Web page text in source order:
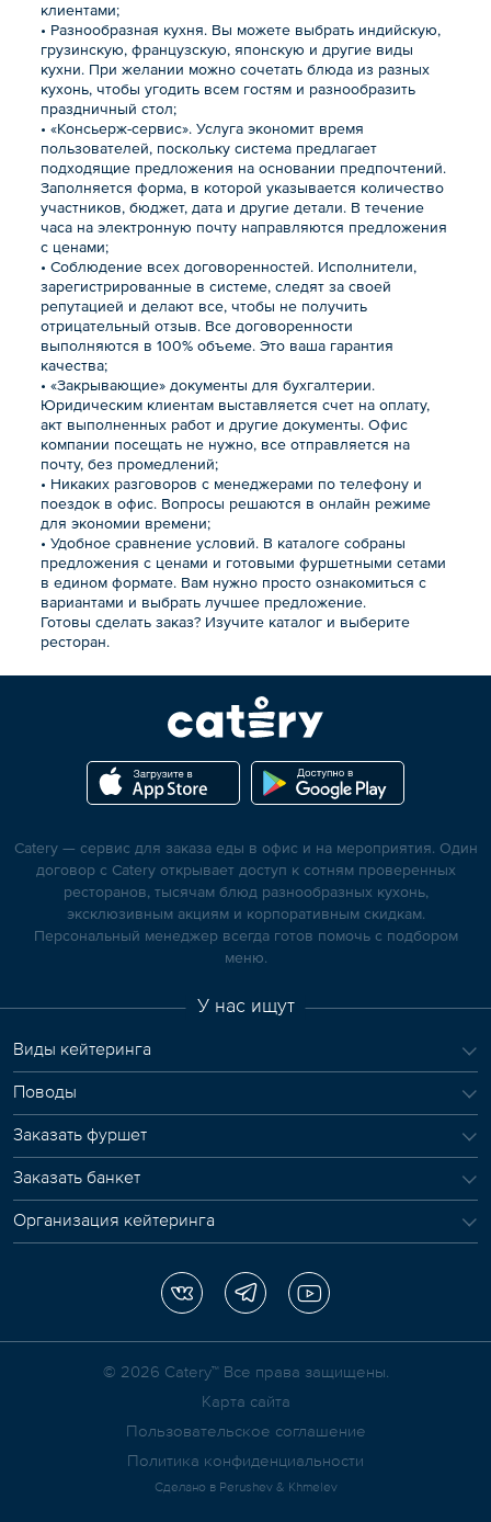
клиентами;
• Разнообразная кухня. Вы можете выбрать индийскую,
грузинскую, французскую, японскую и другие виды
кухни. При желании можно сочетать блюда из разных
кухонь, чтобы угодить всем гостям и разнообразить
праздничный стол;
• «Консьерж-сервис». Услуга экономит время
пользователей, поскольку система предлагает
подходящие предложения на основании предпочтений.
Заполняется форма, в которой указывается количество
участников, бюджет, дата и другие детали. В течение
часа на электронную почту направляются предложения
с ценами;
• Соблюдение всех договоренностей. Исполнители,
зарегистрированные в системе, следят за своей
репутацией и делают все, чтобы не получить
отрицательный отзыв. Все договоренности
выполняются в 100% объеме. Это ваша гарантия
качества;
• «Закрывающие» документы для бухгалтерии.
Юридическим клиентам выставляется счет на оплату,
акт выполненных работ и другие документы. Офис
компании посещать не нужно, все отправляется на
почту, без промедлений;
• Никаких разговоров с менеджерами по телефону и
поездок в офис. Вопросы решаются в онлайн режиме
для экономии времени;
• Удобное сравнение условий. В каталоге собраны
предложения с ценами и готовыми фуршетными сетами
в едином формате. Вам нужно просто ознакомиться с
вариантами и выбрать лучшее предложение.
Готовы сделать заказ? Изучите каталог и выберите
ресторан.
Catery — сервис для заказа еды в офис и на мероприятия. Один
договор с Catery открывает доступ к сотням проверенных
ресторанов, тысячам блюд разнообразных кухонь,
эксклюзивным акциям и корпоративным скидкам.
Персональный менеджер всегда готов помочь с подбором
меню.
У нас ищут
Виды кейтеринга
Поводы
Заказать фуршет
Заказать банкет
Организация кейтеринга
© 2026 Сatery™ Все права защищены.
Карта сайта
Пользовательское соглашение
Политика конфиденциальности
Сделано в Perushev & Khmelev